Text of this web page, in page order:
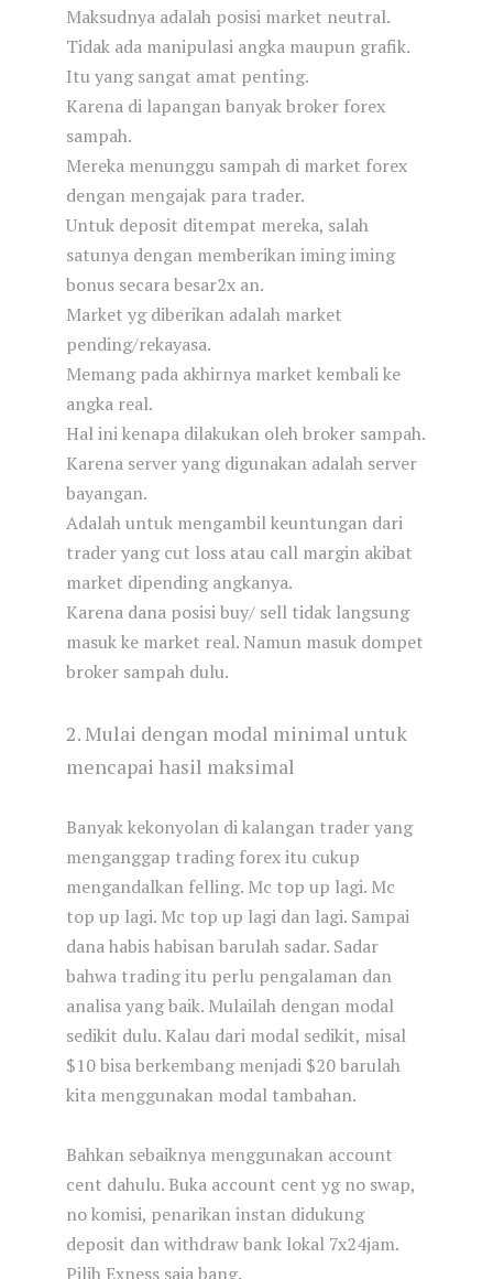
Maksudnya adalah posisi market neutral.
Tidak ada manipulasi angka maupun grafik.
Itu yang sangat amat penting.
Karena di lapangan banyak broker forex
sampah.
Mereka menunggu sampah di market forex
dengan mengajak para trader.
Untuk deposit ditempat mereka, salah
satunya dengan memberikan iming iming
bonus secara besar2x an.
Market yg diberikan adalah market
pending/rekayasa.
Memang pada akhirnya market kembali ke
angka real.
Hal ini kenapa dilakukan oleh broker sampah.
Karena server yang digunakan adalah server
bayangan.
Adalah untuk mengambil keuntungan dari
trader yang cut loss atau call margin akibat
market dipending angkanya.
Karena dana posisi buy/ sell tidak langsung
masuk ke market real. Namun masuk dompet
broker sampah dulu.
2. Mulai dengan modal minimal untuk
mencapai hasil maksimal
Banyak kekonyolan di kalangan trader yang
menganggap trading forex itu cukup
mengandalkan felling. Mc top up lagi. Mc
top up lagi. Mc top up lagi dan lagi. Sampai
dana habis habisan barulah sadar. Sadar
bahwa trading itu perlu pengalaman dan
analisa yang baik. Mulailah dengan modal
sedikit dulu. Kalau dari modal sedikit, misal
$10 bisa berkembang menjadi $20 barulah
kita menggunakan modal tambahan.
Bahkan sebaiknya menggunakan account
cent dahulu. Buka account cent yg no swap,
no komisi, penarikan instan didukung
deposit dan withdraw bank lokal 7x24jam.
Pilih Exness saja bang.